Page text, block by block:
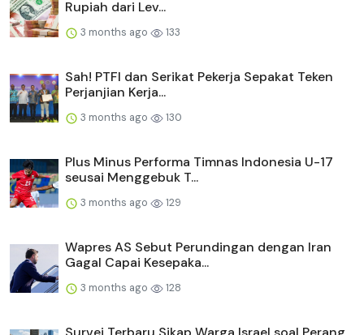
Rupiah dari Lev...
3 months ago 133
Sah! PTFI dan Serikat Pekerja Sepakat Teken
Perjanjian Kerja...
3 months ago 130
Plus Minus Performa Timnas Indonesia U-17
seusai Menggebuk T...
3 months ago 129
Wapres AS Sebut Perundingan dengan Iran
Gagal Capai Kesepaka...
3 months ago 128